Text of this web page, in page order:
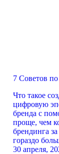
7 Советов
Что такое
цифровую
бренда с
проще, чем
брендинга
гораздо
30 апреля,